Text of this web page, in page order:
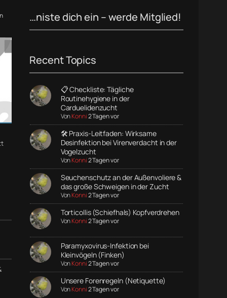
…niste dich ein – werde Mitglied!
Recent Topics
📋 Checkliste: Tägliche
Routinehygiene in der
Carduelidenzucht
VonKonni2 Tagen vor
🛠️ Praxis-Leitfaden: Wirksame
Desinfektion bei Virenverdacht in der
Vogelzucht
VonKonni2 Tagen vor
Seuchenschutz an der Außenvoliere &
das große Schweigen in der Zucht
VonKonni2 Tagen vor
Torticollis (Schiefhals) Kopfverdrehen
VonKonni2 Tagen vor
Paramyxovirus-Infektion bei
Kleinvögeln (Finken)
VonKonni2 Tagen vor
Unsere Forenregeln (Netiquette)
VonKonni2 Tagen vor